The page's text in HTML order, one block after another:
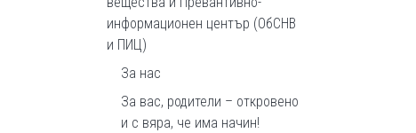
информационен център (ОбСНВ
и ПИЦ)
За нас
За вас, родители – откровено
и с вяра, че има начин!